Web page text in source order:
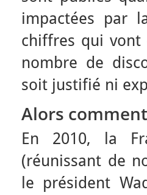
impactées par
chiffres qui
nombre de
soit justifié ni
Alors
En 2010, la
(réunissant de
le président